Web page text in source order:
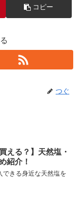
コピー
つぐ
える？】天然塩・
紹介！
できる身近な天然塩を